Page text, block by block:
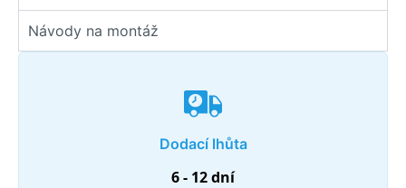
Návody na montáž
Dodací lhůta
6 - 12 dní